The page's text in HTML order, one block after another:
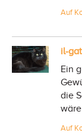
Auf
il-
Ein
die
Auf